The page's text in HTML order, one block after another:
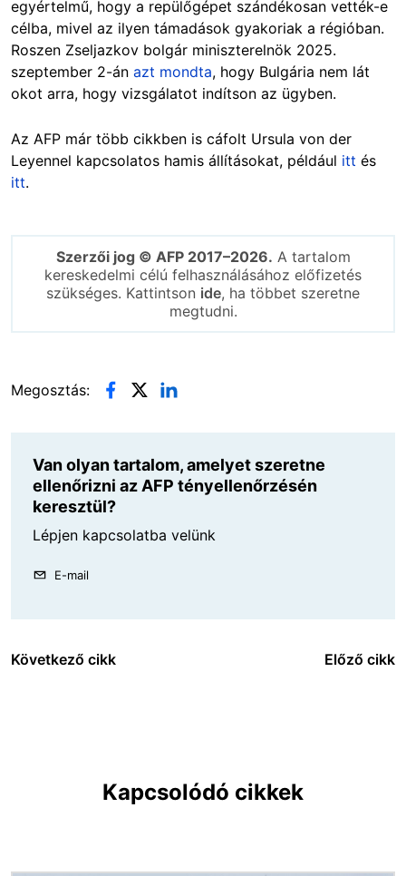
egyértelmű, hogy a repülőgépet szándékosan vették-e
célba, mivel az ilyen támadások gyakoriak a régióban.
Roszen Zseljazkov bolgár miniszterelnök 2025.
szeptember 2-án azt mondta, hogy Bulgária nem lát
okot arra, hogy vizsgálatot indítson az ügyben.
Az AFP már több cikkben is cáfolt Ursula von der
Leyennel kapcsolatos hamis állításokat, például itt és
itt.
Szerzői jog © AFP 2017–2026. A tartalom
kereskedelmi célú felhasználásához előfizetés
szükséges. Kattintson ide, ha többet szeretne
megtudni.
Megosztás:
Van olyan tartalom, amelyet szeretne
ellenőrizni az AFP tényellenőrzésén
keresztül?
Lépjen kapcsolatba velünk
E-mail
Következő cikk Előző cikk
Kapcsolódó cikkek